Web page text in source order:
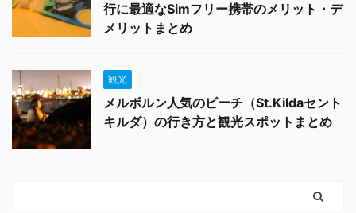
行に最適なSimフリー携帯のメリット・デ
メリットまとめ
観光
メルボルン人気のビーチ（St.Kildaセント
キルダ）の行き方と観光スポットまとめ